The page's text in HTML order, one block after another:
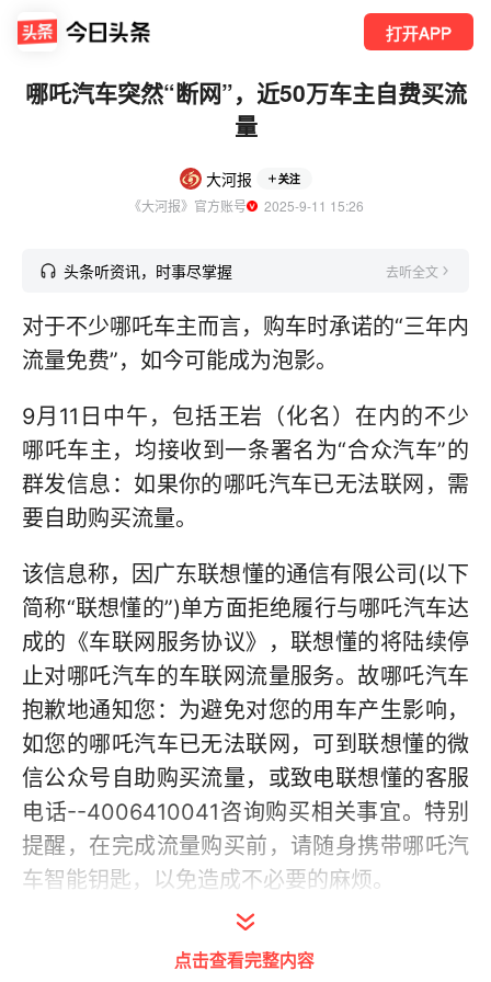
打开APP
哪吒汽车突然“断网”，近50万车主自费买流
量
大河报 关注
《大河报》官方账号
  2025-9-11 15:26
头条听资讯，时事尽掌握 去听全文
对于不少哪吒车主而言，购车时承诺的“三年内
流量免费”，如今可能成为泡影。
9月11日中午，包括王岩（化名）在内的不少
哪吒车主，均接收到一条署名为“合众汽车”的
群发信息：如果你的哪吒汽车已无法联网，需
要自助购买流量。
该信息称，因广东联想懂的通信有限公司(以下
简称“联想懂的”)单方面拒绝履行与哪吒汽车达
成的《车联网服务协议》，联想懂的将陆续停
止对哪吒汽车的车联网流量服务。故哪吒汽车
抱歉地通知您：为避免对您的用车产生影响，
如您的哪吒汽车已无法联网，可到联想懂的微
信公众号自助购买流量，或致电联想懂的客服
电话--4006410041咨询购买相关事宜。特别
提醒，在完成流量购买前，请随身携带哪吒汽
车智能钥匙，以免造成不必要的麻烦。
点击查看完整内容